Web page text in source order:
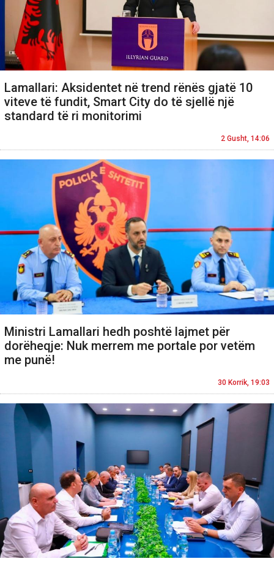
Lamallari: Aksidentet në trend rënës gjatë 10
viteve të fundit, Smart City do të sjellë një
standard të ri monitorimi
2 Gusht, 14:06
Ministri Lamallari hedh poshtë lajmet për
dorëheqje: Nuk merrem me portale por vetëm
me punë!
30 Korrik, 19:03